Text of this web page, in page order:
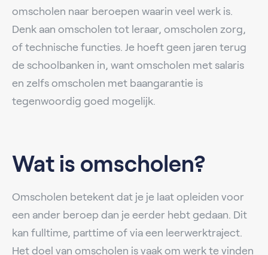
omscholen naar beroepen waarin veel werk is.
Denk aan omscholen tot leraar, omscholen zorg,
of technische functies. Je hoeft geen jaren terug
de schoolbanken in, want omscholen met salaris
en zelfs omscholen met baangarantie is
tegenwoordig goed mogelijk.
Wat is omscholen?
Omscholen betekent dat je je laat opleiden voor
een ander beroep dan je eerder hebt gedaan. Dit
kan fulltime, parttime of via een leerwerktraject.
Het doel van omscholen is vaak om werk te vinden